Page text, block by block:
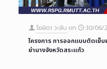
โยษิตา วะลับ on
30/06/
โครงการ การออกแบบตัดเย็
ย่านางจังหวัดสระแก้ว